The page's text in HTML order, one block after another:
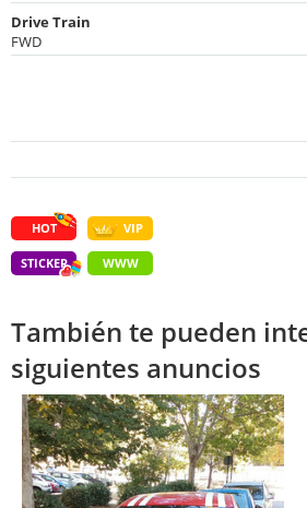
Drive Train
FWD
HOT VIP
STICKER WWW
También te pueden
siguientes anuncios